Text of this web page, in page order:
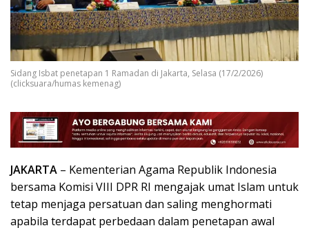
Sidang Isbat penetapan 1 Ramadan di Jakarta, Selasa (17/2/2026)
(clicksuara/humas kemenag)
JAKARTA – Kementerian Agama Republik Indonesia
bersama Komisi VIII DPR RI mengajak umat Islam untuk
tetap menjaga persatuan dan saling menghormati
apabila terdapat perbedaan dalam penetapan awal